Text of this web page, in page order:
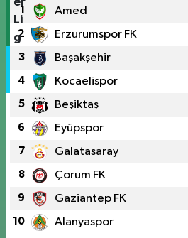
1 Amed
2 Erzurumspor FK
3 Başakşehir
4 Kocaelispor
5 Beşiktaş
6 Eyüpspor
7 Galatasaray
8 Çorum FK
9 Gaziantep FK
10 Alanyaspor